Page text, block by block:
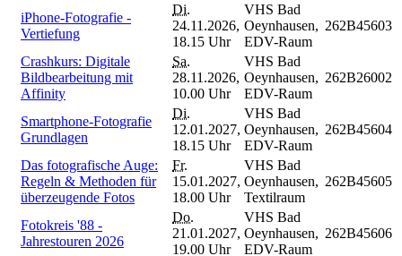
iPhone-Fotografie -
Vertiefung
Di.
24.11.2026,
18.15 Uhr
VHS Bad
Oeynhausen,
EDV-Raum
262B45603
Crashkurs: Digitale
Bildbearbeitung mit
Affinity
Sa.
28.11.2026,
10.00 Uhr
VHS Bad
Oeynhausen,
EDV-Raum
262B26002
Smartphone-Fotografie
Grundlagen
Di.
12.01.2027,
18.15 Uhr
VHS Bad
Oeynhausen,
EDV-Raum
262B45604
Das fotografische Auge:
Regeln & Methoden für
überzeugende Fotos
Fr.
15.01.2027,
18.00 Uhr
VHS Bad
Oeynhausen,
Textilraum
262B45605
Fotokreis '88 -
Jahrestouren 2026
Do.
21.01.2027,
19.00 Uhr
VHS Bad
Oeynhausen,
EDV-Raum
262B45606